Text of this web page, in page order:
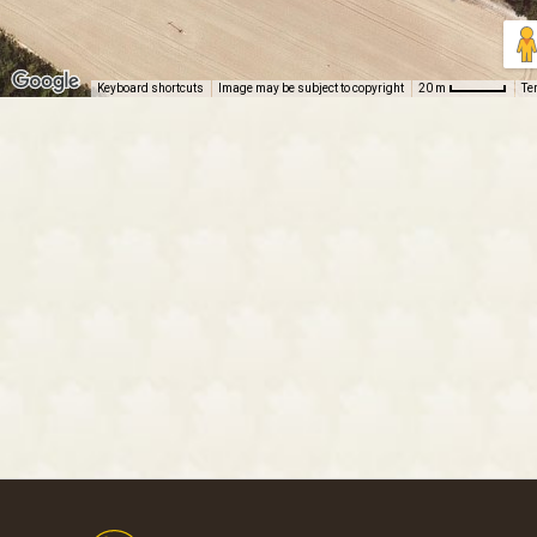
Keyboard shortcuts Image may be subject to copyright 20 m